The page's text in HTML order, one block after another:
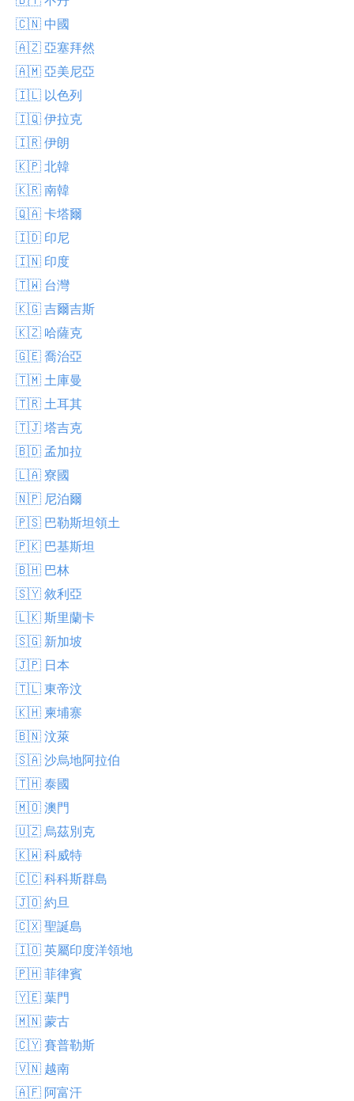
🇨🇳 中國
🇦🇿 亞塞拜然
🇦🇲 亞美尼亞
🇮🇱 以色列
🇮🇶 伊拉克
🇮🇷 伊朗
🇰🇵 北韓
🇰🇷 南韓
🇶🇦 卡塔爾
🇮🇩 印尼
🇮🇳 印度
🇹🇼 台灣
🇰🇬 吉爾吉斯
🇰🇿 哈薩克
🇬🇪 喬治亞
🇹🇲 土庫曼
🇹🇷 土耳其
🇹🇯 塔吉克
🇧🇩 孟加拉
🇱🇦 寮國
🇳🇵 尼泊爾
🇵🇸 巴勒斯坦領土
🇵🇰 巴基斯坦
🇧🇭 巴林
🇸🇾 敘利亞
🇱🇰 斯里蘭卡
🇸🇬 新加坡
🇯🇵 日本
🇹🇱 東帝汶
🇰🇭 柬埔寨
🇧🇳 汶萊
🇸🇦 沙烏地阿拉伯
🇹🇭 泰國
🇲🇴 澳門
🇺🇿 烏茲別克
🇰🇼 科威特
🇨🇨 科科斯群島
🇯🇴 約旦
🇨🇽 聖誕島
🇮🇴 英屬印度洋領地
🇵🇭 菲律賓
🇾🇪 葉門
🇲🇳 蒙古
🇨🇾 賽普勒斯
🇻🇳 越南
🇦🇫 阿富汗